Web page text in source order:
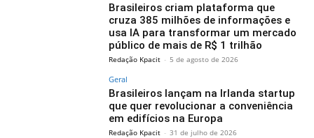
Brasileiros criam plataforma que
cruza 385 milhões de informações e
usa IA para transformar um mercado
público de mais de R$ 1 trilhão
Redação Kpacit - 5 de agosto de 2026
Geral
Brasileiros lançam na Irlanda startup
que quer revolucionar a conveniência
em edifícios na Europa
Redação Kpacit - 31 de julho de 2026